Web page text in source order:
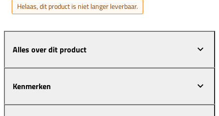
Helaas, dit product is niet langer leverbaar.
Alles over dit product
Kenmerken